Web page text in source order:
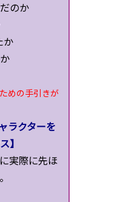
のか
の手引きが
ラクターを
】
実際に先ほ